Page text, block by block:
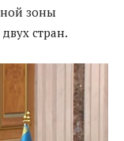
зоны
стран.